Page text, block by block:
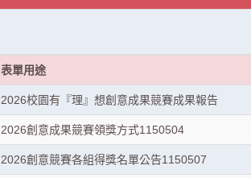
表單用途
2026校園有『理』想創意成果競賽成果報告
2026創意成果競賽領獎方式1150504
2026創意競賽各組得獎名單公告1150507